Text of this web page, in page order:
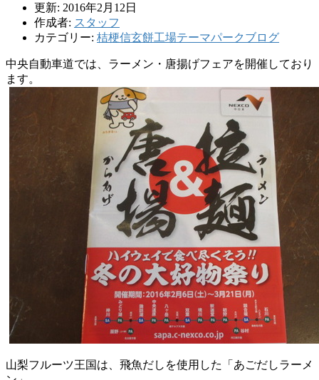
更新: 2016年2月12日
作成者: スタッフ
カテゴリー: 桔梗信玄餅工場テーマパークブログ
中央自動車道では、ラーメン・唐揚げフェアを開催しており
ます。
山梨フルーツ王国は、飛魚だしを使用した「あごだしラーメ